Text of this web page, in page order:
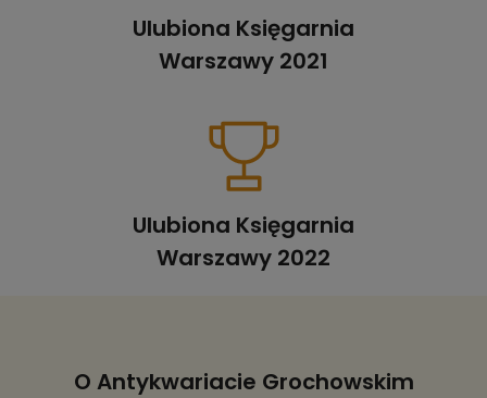
Ulubiona Księgarnia
Warszawy 2021
Ulubiona Księgarnia
Warszawy 2022
O Antykwariacie Grochowskim